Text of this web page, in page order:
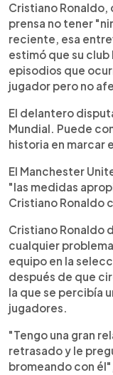
Cristiano Ronaldo,
prensa no tener
reciente, esa
estimó que su
episodios que
jugador pero no
El delantero
Mundial. Puede
historia en marcar
El Manchester
"las medidas
Cristiano Ronaldo
Cristiano Ronaldo
cualquier
equipo en la
después de que
la que se percibía
jugadores.
"Tengo una gran
retrasado y le
bromeando con